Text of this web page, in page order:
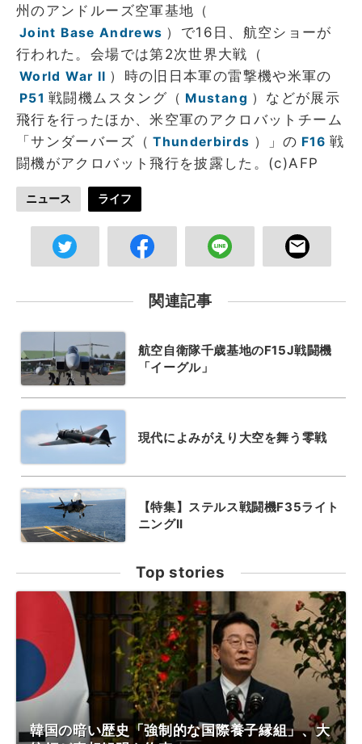
州のアンドルーズ空軍基地（
Joint Base Andrews ）で16日、航空ショーが
行われた。会場では第2次世界大戦（
World War II ）時の旧日本軍の雷撃機や米軍の
P51 戦闘機ムスタング（ Mustang ）などが展示
飛行を行ったほか、米空軍のアクロバットチーム
「サンダーバーズ（ Thunderbirds ）」の F16 戦
闘機がアクロバット飛行を披露した。(c)AFP
ニュース ライフ
関連記事
航空自衛隊千歳基地のF15J戦闘機
「イーグル」
現代によみがえり大空を舞う零戦
【特集】ステルス戦闘機F35ライト
ニングII
Top stories
韓国の暗い歴史「強制的な国際養子縁組」、大